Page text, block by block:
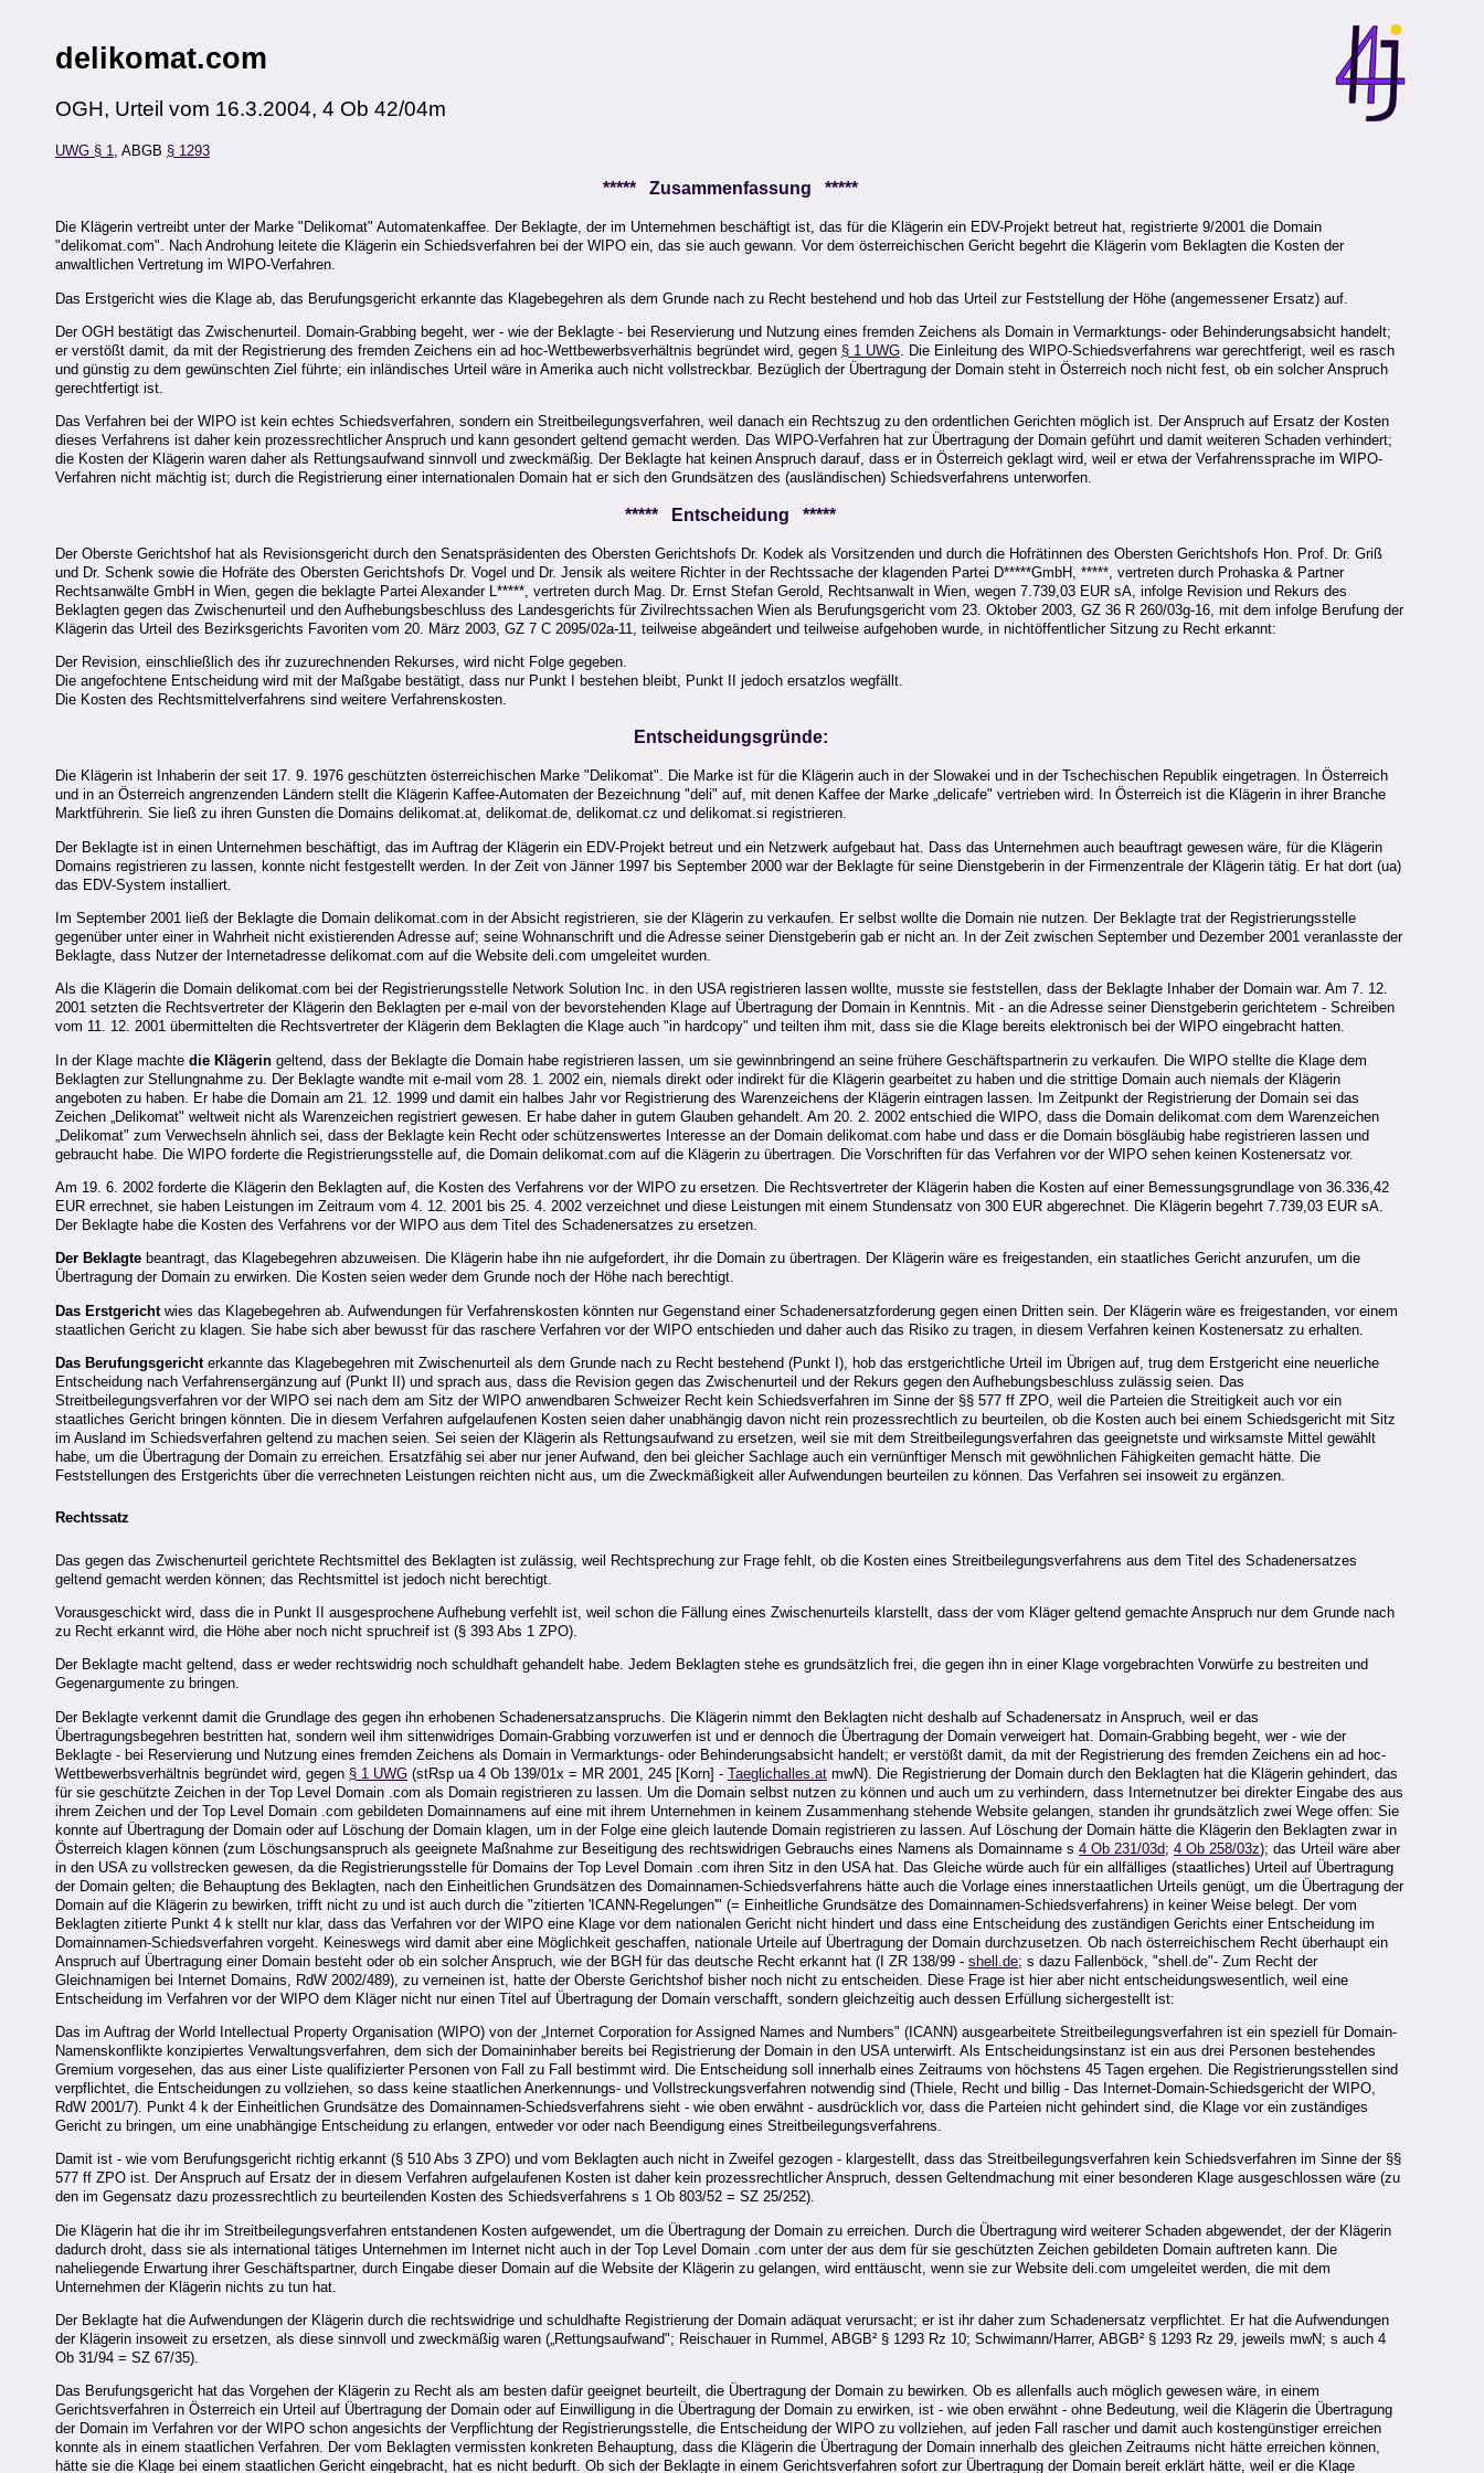
delikomat.com
OGH, Urteil vom 16.3.2004, 4 Ob 42/04m
UWG § 1, ABGB § 1293
***** Zusammenfassung *****
Die Klägerin vertreibt unter der Marke "Delikomat" Automatenkaffee. Der Beklagte, der im Unternehmen beschäftigt ist, das für die Klägerin ein EDV-Projekt betreut hat, registrierte 9/2001 die Domain
"delikomat.com". Nach Androhung leitete die Klägerin ein Schiedsverfahren bei der WIPO ein, das sie auch gewann. Vor dem österreichischen Gericht begehrt die Klägerin vom Beklagten die Kosten der
anwaltlichen Vertretung im WIPO-Verfahren.
Das Erstgericht wies die Klage ab, das Berufungsgericht erkannte das Klagebegehren als dem Grunde nach zu Recht bestehend und hob das Urteil zur Feststellung der Höhe (angemessener Ersatz) auf.
Der OGH bestätigt das Zwischenurteil. Domain-Grabbing begeht, wer - wie der Beklagte - bei Reservierung und Nutzung eines fremden Zeichens als Domain in Vermarktungs- oder Behinderungsabsicht handelt;
er verstößt damit, da mit der Registrierung des fremden Zeichens ein ad hoc-Wettbewerbsverhältnis begründet wird, gegen § 1 UWG . Die Einleitung des WIPO-Schiedsverfahrens war gerechtferigt, weil es rasch
und günstig zu dem gewünschten Ziel führte; ein inländisches Urteil wäre in Amerika auch nicht vollstreckbar. Bezüglich der Übertragung der Domain steht in Österreich noch nicht fest, ob ein solcher Anspruch
gerechtfertigt ist.
Das Verfahren bei der WIPO ist kein echtes Schiedsverfahren, sondern ein Streitbeilegungsverfahren, weil danach ein Rechtszug zu den ordentlichen Gerichten möglich ist. Der Anspruch auf Ersatz der Kosten
dieses Verfahrens ist daher kein prozessrechtlicher Anspruch und kann gesondert geltend gemacht werden. Das WIPO-Verfahren hat zur Übertragung der Domain geführt und damit weiteren Schaden verhindert;
die Kosten der Klägerin waren daher als Rettungsaufwand sinnvoll und zweckmäßig. Der Beklagte hat keinen Anspruch darauf, dass er in Österreich geklagt wird, weil er etwa der Verfahrenssprache im WIPO-
Verfahren nicht mächtig ist; durch die Registrierung einer internationalen Domain hat er sich den Grundsätzen des (ausländischen) Schiedsverfahrens unterworfen.
***** Entscheidung *****
Der Oberste Gerichtshof hat als Revisionsgericht durch den Senatspräsidenten des Obersten Gerichtshofs Dr. Kodek als Vorsitzenden und durch die Hofrätinnen des Obersten Gerichtshofs Hon. Prof. Dr. Griß
und Dr. Schenk sowie die Hofräte des Obersten Gerichtshofs Dr. Vogel und Dr. Jensik als weitere Richter in der Rechtssache der klagenden Partei D*****GmbH, *****, vertreten durch Prohaska & Partner
Rechtsanwälte GmbH in Wien, gegen die beklagte Partei Alexander L*****, vertreten durch Mag. Dr. Ernst Stefan Gerold, Rechtsanwalt in Wien, wegen 7.739,03 EUR sA, infolge Revision und Rekurs des
Beklagten gegen das Zwischenurteil und den Aufhebungsbeschluss des Landesgerichts für Zivilrechtssachen Wien als Berufungsgericht vom 23. Oktober 2003, GZ 36 R 260/03g-16, mit dem infolge Berufung der
Klägerin das Urteil des Bezirksgerichts Favoriten vom 20. März 2003, GZ 7 C 2095/02a-11, teilweise abgeändert und teilweise aufgehoben wurde, in nichtöffentlicher Sitzung zu Recht erkannt:
Der Revision, einschließlich des ihr zuzurechnenden Rekurses, wird nicht Folge gegeben.
Die angefochtene Entscheidung wird mit der Maßgabe bestätigt, dass nur Punkt I bestehen bleibt, Punkt II jedoch ersatzlos wegfällt.
Die Kosten des Rechtsmittelverfahrens sind weitere Verfahrenskosten.
Entscheidungsgründe:
Die Klägerin ist Inhaberin der seit 17. 9. 1976 geschützten österreichischen Marke "Delikomat". Die Marke ist für die Klägerin auch in der Slowakei und in der Tschechischen Republik eingetragen. In Österreich
und in an Österreich angrenzenden Ländern stellt die Klägerin Kaffee-Automaten der Bezeichnung "deli" auf, mit denen Kaffee der Marke „delicafe" vertrieben wird. In Österreich ist die Klägerin in ihrer Branche
Marktführerin. Sie ließ zu ihren Gunsten die Domains delikomat.at, delikomat.de, delikomat.cz und delikomat.si registrieren.
Der Beklagte ist in einen Unternehmen beschäftigt, das im Auftrag der Klägerin ein EDV-Projekt betreut und ein Netzwerk aufgebaut hat. Dass das Unternehmen auch beauftragt gewesen wäre, für die Klägerin
Domains registrieren zu lassen, konnte nicht festgestellt werden. In der Zeit von Jänner 1997 bis September 2000 war der Beklagte für seine Dienstgeberin in der Firmenzentrale der Klägerin tätig. Er hat dort (ua)
das EDV-System installiert.
Im September 2001 ließ der Beklagte die Domain delikomat.com in der Absicht registrieren, sie der Klägerin zu verkaufen. Er selbst wollte die Domain nie nutzen. Der Beklagte trat der Registrierungsstelle
gegenüber unter einer in Wahrheit nicht existierenden Adresse auf; seine Wohnanschrift und die Adresse seiner Dienstgeberin gab er nicht an. In der Zeit zwischen September und Dezember 2001 veranlasste der
Beklagte, dass Nutzer der Internetadresse delikomat.com auf die Website deli.com umgeleitet wurden.
Als die Klägerin die Domain delikomat.com bei der Registrierungsstelle Network Solution Inc. in den USA registrieren lassen wollte, musste sie feststellen, dass der Beklagte Inhaber der Domain war. Am 7. 12.
2001 setzten die Rechtsvertreter der Klägerin den Beklagten per e-mail von der bevorstehenden Klage auf Übertragung der Domain in Kenntnis. Mit - an die Adresse seiner Dienstgeberin gerichtetem - Schreiben
vom 11. 12. 2001 übermittelten die Rechtsvertreter der Klägerin dem Beklagten die Klage auch "in hardcopy" und teilten ihm mit, dass sie die Klage bereits elektronisch bei der WIPO eingebracht hatten.
In der Klage machte die Klägerin geltend, dass der Beklagte die Domain habe registrieren lassen, um sie gewinnbringend an seine frühere Geschäftspartnerin zu verkaufen. Die WIPO stellte die Klage dem
Beklagten zur Stellungnahme zu. Der Beklagte wandte mit e-mail vom 28. 1. 2002 ein, niemals direkt oder indirekt für die Klägerin gearbeitet zu haben und die strittige Domain auch niemals der Klägerin
angeboten zu haben. Er habe die Domain am 21. 12. 1999 und damit ein halbes Jahr vor Registrierung des Warenzeichens der Klägerin eintragen lassen. Im Zeitpunkt der Registrierung der Domain sei das
Zeichen „Delikomat" weltweit nicht als Warenzeichen registriert gewesen. Er habe daher in gutem Glauben gehandelt. Am 20. 2. 2002 entschied die WIPO, dass die Domain delikomat.com dem Warenzeichen
„Delikomat" zum Verwechseln ähnlich sei, dass der Beklagte kein Recht oder schützenswertes Interesse an der Domain delikomat.com habe und dass er die Domain bösgläubig habe registrieren lassen und
gebraucht habe. Die WIPO forderte die Registrierungsstelle auf, die Domain delikomat.com auf die Klägerin zu übertragen. Die Vorschriften für das Verfahren vor der WIPO sehen keinen Kostenersatz vor.
Am 19. 6. 2002 forderte die Klägerin den Beklagten auf, die Kosten des Verfahrens vor der WIPO zu ersetzen. Die Rechtsvertreter der Klägerin haben die Kosten auf einer Bemessungsgrundlage von 36.336,42
EUR errechnet, sie haben Leistungen im Zeitraum vom 4. 12. 2001 bis 25. 4. 2002 verzeichnet und diese Leistungen mit einem Stundensatz von 300 EUR abgerechnet. Die Klägerin begehrt 7.739,03 EUR sA.
Der Beklagte habe die Kosten des Verfahrens vor der WIPO aus dem Titel des Schadenersatzes zu ersetzen.
Der Beklagte beantragt, das Klagebegehren abzuweisen. Die Klägerin habe ihn nie aufgefordert, ihr die Domain zu übertragen. Der Klägerin wäre es freigestanden, ein staatliches Gericht anzurufen, um die
Übertragung der Domain zu erwirken. Die Kosten seien weder dem Grunde noch der Höhe nach berechtigt.
Das Erstgericht wies das Klagebegehren ab. Aufwendungen für Verfahrenskosten könnten nur Gegenstand einer Schadenersatzforderung gegen einen Dritten sein. Der Klägerin wäre es freigestanden, vor einem
staatlichen Gericht zu klagen. Sie habe sich aber bewusst für das raschere Verfahren vor der WIPO entschieden und daher auch das Risiko zu tragen, in diesem Verfahren keinen Kostenersatz zu erhalten.
Das Berufungsgerichterkannte das Klagebegehren mit Zwischenurteil als dem Grunde nach zu Recht bestehend (Punkt I), hob das erstgerichtliche Urteil im Übrigen auf, trug dem Erstgericht eine neuerliche
Entscheidung nach Verfahrensergänzung auf (Punkt II) und sprach aus, dass die Revision gegen das Zwischenurteil und der Rekurs gegen den Aufhebungsbeschluss zulässig seien. Das
Streitbeilegungsverfahren vor der WIPO sei nach dem am Sitz der WIPO anwendbaren Schweizer Recht kein Schiedsverfahren im Sinne der §§ 577 ff ZPO, weil die Parteien die Streitigkeit auch vor ein
staatliches Gericht bringen könnten. Die in diesem Verfahren aufgelaufenen Kosten seien daher unabhängig davon nicht rein prozessrechtlich zu beurteilen, ob die Kosten auch bei einem Schiedsgericht mit Sitz
im Ausland im Schiedsverfahren geltend zu machen seien. Sei seien der Klägerin als Rettungsaufwand zu ersetzen, weil sie mit dem Streitbeilegungsverfahren das geeignetste und wirksamste Mittel gewählt
habe, um die Übertragung der Domain zu erreichen. Ersatzfähig sei aber nur jener Aufwand, den bei gleicher Sachlage auch ein vernünftiger Mensch mit gewöhnlichen Fähigkeiten gemacht hätte. Die
Feststellungen des Erstgerichts über die verrechneten Leistungen reichten nicht aus, um die Zweckmäßigkeit aller Aufwendungen beurteilen zu können. Das Verfahren sei insoweit zu ergänzen.
Rechtssatz
Das gegen das Zwischenurteil gerichtete Rechtsmittel des Beklagten ist zulässig, weil Rechtsprechung zur Frage fehlt, ob die Kosten eines Streitbeilegungsverfahrens aus dem Titel des Schadenersatzes
geltend gemacht werden können; das Rechtsmittel ist jedoch nicht berechtigt.
Vorausgeschickt wird, dass die in Punkt II ausgesprochene Aufhebung verfehlt ist, weil schon die Fällung eines Zwischenurteils klarstellt, dass der vom Kläger geltend gemachte Anspruch nur dem Grunde nach
zu Recht erkannt wird, die Höhe aber noch nicht spruchreif ist (§ 393 Abs 1 ZPO).
Der Beklagte macht geltend, dass er weder rechtswidrig noch schuldhaft gehandelt habe. Jedem Beklagten stehe es grundsätzlich frei, die gegen ihn in einer Klage vorgebrachten Vorwürfe zu bestreiten und
Gegenargumente zu bringen.
Der Beklagte verkennt damit die Grundlage des gegen ihn erhobenen Schadenersatzanspruchs. Die Klägerin nimmt den Beklagten nicht deshalb auf Schadenersatz in Anspruch, weil er das
Übertragungsbegehren bestritten hat, sondern weil ihm sittenwidriges Domain-Grabbing vorzuwerfen ist und er dennoch die Übertragung der Domain verweigert hat. Domain-Grabbing begeht, wer - wie der
Beklagte - bei Reservierung und Nutzung eines fremden Zeichens als Domain in Vermarktungs- oder Behinderungsabsicht handelt; er verstößt damit, da mit der Registrierung des fremden Zeichens ein ad hoc-
Wettbewerbsverhältnis begründet wird, gegen § 1 UWG (stRsp ua 4 Ob 139/01x = MR 2001, 245 [Korn] - Taeglichalles.at mwN). Die Registrierung der Domain durch den Beklagten hat die Klägerin gehindert, das
für sie geschützte Zeichen in der Top Level Domain .com als Domain registrieren zu lassen. Um die Domain selbst nutzen zu können und auch um zu verhindern, dass Internetnutzer bei direkter Eingabe des aus
ihrem Zeichen und der Top Level Domain .com gebildeten Domainnamens auf eine mit ihrem Unternehmen in keinem Zusammenhang stehende Website gelangen, standen ihr grundsätzlich zwei Wege offen: Sie
konnte auf Übertragung der Domain oder auf Löschung der Domain klagen, um in der Folge eine gleich lautende Domain registrieren zu lassen. Auf Löschung der Domain hätte die Klägerin den Beklagten zwar in
Österreich klagen können (zum Löschungsanspruch als geeignete Maßnahme zur Beseitigung des rechtswidrigen Gebrauchs eines Namens als Domainname s 4 Ob 231/03d; 4 Ob 258/03z); das Urteil wäre aber
in den USA zu vollstrecken gewesen, da die Registrierungsstelle für Domains der Top Level Domain .com ihren Sitz in den USA hat. Das Gleiche würde auch für ein allfälliges (staatliches) Urteil auf Übertragung
der Domain gelten; die Behauptung des Beklagten, nach den Einheitlichen Grundsätzen des Domainnamen-Schiedsverfahrens hätte auch die Vorlage eines innerstaatlichen Urteils genügt, um die Übertragung der
Domain auf die Klägerin zu bewirken, trifft nicht zu und ist auch durch die "zitierten 'ICANN-Regelungen'" (= Einheitliche Grundsätze des Domainnamen-Schiedsverfahrens) in keiner Weise belegt. Der vom
Beklagten zitierte Punkt 4 k stellt nur klar, dass das Verfahren vor der WIPO eine Klage vor dem nationalen Gericht nicht hindert und dass eine Entscheidung des zuständigen Gerichts einer Entscheidung im
Domainnamen-Schiedsverfahren vorgeht. Keineswegs wird damit aber eine Möglichkeit geschaffen, nationale Urteile auf Übertragung der Domain durchzusetzen. Ob nach österreichischem Recht überhaupt ein
Anspruch auf Übertragung einer Domain besteht oder ob ein solcher Anspruch, wie der BGH für das deutsche Recht erkannt hat (I ZR 138/99 - shell.de; s dazu Fallenböck, "shell.de"- Zum Recht der
Gleichnamigen bei Internet Domains, RdW 2002/489), zu verneinen ist, hatte der Oberste Gerichtshof bisher noch nicht zu entscheiden. Diese Frage ist hier aber nicht entscheidungswesentlich, weil eine
Entscheidung im Verfahren vor der WIPO dem Kläger nicht nur einen Titel auf Übertragung der Domain verschafft, sondern gleichzeitig auch dessen Erfüllung sichergestellt ist:
Das im Auftrag der World Intellectual Property Organisation (WIPO) von der „Internet Corporation for Assigned Names and Numbers" (ICANN) ausgearbeitete Streitbeilegungsverfahren ist ein speziell für Domain-
Namenskonflikte konzipiertes Verwaltungsverfahren, dem sich der Domaininhaber bereits bei Registrierung der Domain in den USA unterwirft. Als Entscheidungsinstanz ist ein aus drei Personen bestehendes
Gremium vorgesehen, das aus einer Liste qualifizierter Personen von Fall zu Fall bestimmt wird. Die Entscheidung soll innerhalb eines Zeitraums von höchstens 45 Tagen ergehen. Die Registrierungsstellen sind
verpflichtet, die Entscheidungen zu vollziehen, so dass keine staatlichen Anerkennungs- und Vollstreckungsverfahren notwendig sind (Thiele, Recht und billig - Das Internet-Domain-Schiedsgericht der WIPO,
RdW 2001/7). Punkt 4 k der Einheitlichen Grundsätze des Domainnamen-Schiedsverfahrens sieht - wie oben erwähnt - ausdrücklich vor, dass die Parteien nicht gehindert sind, die Klage vor ein zuständiges
Gericht zu bringen, um eine unabhängige Entscheidung zu erlangen, entweder vor oder nach Beendigung eines Streitbeilegungsverfahrens.
Damit ist - wie vom Berufungsgericht richtig erkannt (§ 510 Abs 3 ZPO) und vom Beklagten auch nicht in Zweifel gezogen - klargestellt, dass das Streitbeilegungsverfahren kein Schiedsverfahren im Sinne der §§
577 ff ZPO ist. Der Anspruch auf Ersatz der in diesem Verfahren aufgelaufenen Kosten ist daher kein prozessrechtlicher Anspruch, dessen Geltendmachung mit einer besonderen Klage ausgeschlossen wäre (zu
den im Gegensatz dazu prozessrechtlich zu beurteilenden Kosten des Schiedsverfahrens s 1 Ob 803/52 = SZ 25/252).
Die Klägerin hat die ihr im Streitbeilegungsverfahren entstandenen Kosten aufgewendet, um die Übertragung der Domain zu erreichen. Durch die Übertragung wird weiterer Schaden abgewendet, der der Klägerin
dadurch droht, dass sie als international tätiges Unternehmen im Internet nicht auch in der Top Level Domain .com unter der aus dem für sie geschützten Zeichen gebildeten Domain auftreten kann. Die
naheliegende Erwartung ihrer Geschäftspartner, durch Eingabe dieser Domain auf die Website der Klägerin zu gelangen, wird enttäuscht, wenn sie zur Website deli.com umgeleitet werden, die mit dem
Unternehmen der Klägerin nichts zu tun hat.
Der Beklagte hat die Aufwendungen der Klägerin durch die rechtswidrige und schuldhafte Registrierung der Domain adäquat verursacht; er ist ihr daher zum Schadenersatz verpflichtet. Er hat die Aufwendungen
der Klägerin insoweit zu ersetzen, als diese sinnvoll und zweckmäßig waren („Rettungsaufwand"; Reischauer in Rummel, ABGB² § 1293 Rz 10; Schwimann/Harrer, ABGB² § 1293 Rz 29, jeweils mwN; s auch 4
Ob 31/94 = SZ 67/35).
Das Berufungsgericht hat das Vorgehen der Klägerin zu Recht als am besten dafür geeignet beurteilt, die Übertragung der Domain zu bewirken. Ob es allenfalls auch möglich gewesen wäre, in einem
Gerichtsverfahren in Österreich ein Urteil auf Übertragung der Domain oder auf Einwilligung in die Übertragung der Domain zu erwirken, ist - wie oben erwähnt - ohne Bedeutung, weil die Klägerin die Übertragung
der Domain im Verfahren vor der WIPO schon angesichts der Verpflichtung der Registrierungsstelle, die Entscheidung der WIPO zu vollziehen, auf jeden Fall rascher und damit auch kostengünstiger erreichen
konnte als in einem staatlichen Verfahren. Der vom Beklagten vermissten konkreten Behauptung, dass die Klägerin die Übertragung der Domain innerhalb des gleichen Zeitraums nicht hätte erreichen können,
hätte sie die Klage bei einem staatlichen Gericht eingebracht, hat es nicht bedurft. Ob sich der Beklagte in einem Gerichtsverfahren sofort zur Übertragung der Domain bereit erklärt hätte, weil er die Klage